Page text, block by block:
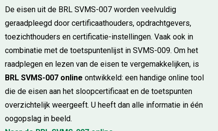
De eisen uit de BRL SVMS-007 worden veelvuldig
geraadpleegd door certificaathouders, opdrachtgevers,
toezichthouders en certificatie-instellingen. Vaak ook in
combinatie met de toetspuntenlijst in SVMS-009. Om het
raadplegen en lezen van de eisen te vergemakkelijken, is
BRL SVMS-007 online ontwikkeld: een handige online tool
die de eisen aan het sloopcertificaat en de toetspunten
overzichtelijk weergeeft. U heeft dan alle informatie in één
oogopslag in beeld.